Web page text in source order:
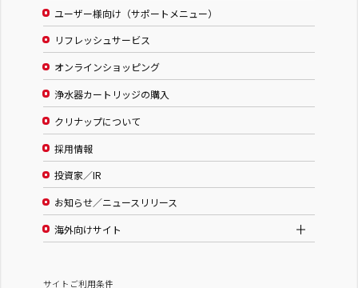
ユーザー様向け（サポートメニュー）
リフレッシュサービス
オンラインショッピング
浄水器カートリッジの購入
クリナップについて
採用情報
投資家／IR
お知らせ／ニュースリリース
海外向けサイト
サイトご利用条件